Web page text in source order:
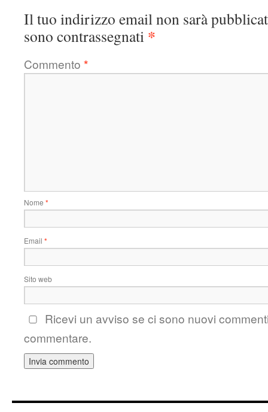
Il tuo indirizzo email non sarà
sono contrassegnati *
Commento *
Nome *
Email *
Sito web
Ricevi un avviso se ci sono nuovi
commentare.